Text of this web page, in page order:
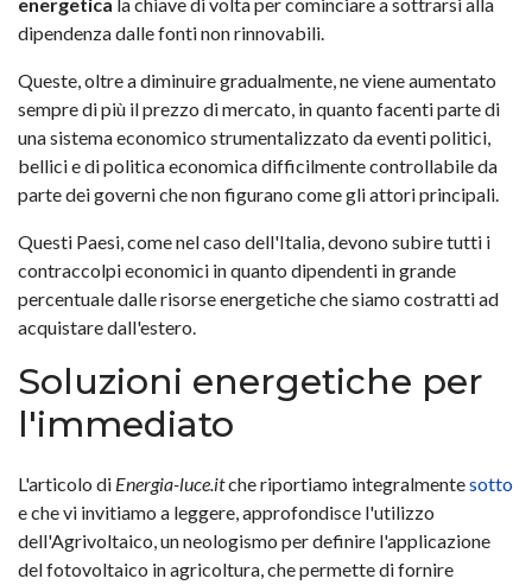
dipendenza dalle fonti non rinnovabili.
Queste, oltre a diminuire gradualmente, ne viene aumentato
sempre di più il prezzo di mercato, in quanto facenti parte di
una sistema economico strumentalizzato da eventi politici,
bellici e di politica economica difficilmente controllabile da
parte dei governi che non figurano come gli attori principali.
Questi Paesi, come nel caso dell'Italia, devono subire tutti i
contraccolpi economici in quanto dipendenti in grande
percentuale dalle risorse energetiche che siamo costratti ad
acquistare dall'estero.
Soluzioni energetiche per
l'immediato
L'articolo di Energia-luce.itche riportiamo integralmentesotto
e che vi invitiamo a leggere, approfondisce l'utilizzo
dell'Agrivoltaico, un neologismo per definire l'applicazione
del fotovoltaico in agricoltura, che permette di fornire